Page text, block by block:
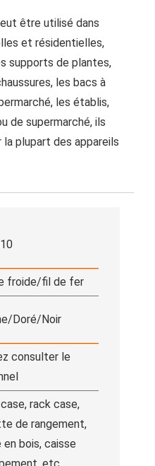
être utilisé dans
et résidentielles,
supports de plantes,
les bacs à
les établis,
de supermarché, ils
plupart des appareils
froide/fil de fer
Doré/Noir
consulter le
rack case,
de rangement,
en bois, caisse